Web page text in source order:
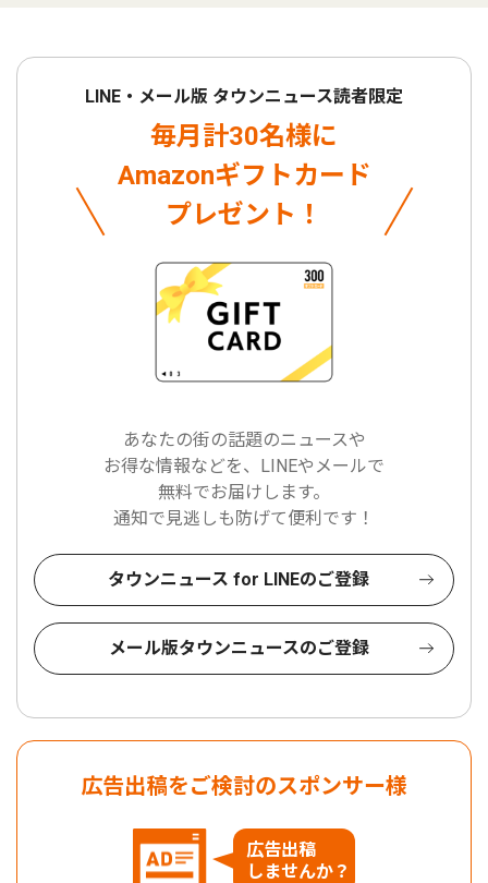
LINE・メール版 タウンニュース読者限定
毎月計30名様に
Amazonギフトカード
プレゼント！
あなたの街の話題のニュースや
お得な情報などを、LINEやメールで
無料でお届けします。
通知で見逃しも防げて便利です！
タウンニュース for LINEのご登録
メール版タウンニュースのご登録
広告出稿をご検討のスポンサー様
広告出稿
しませんか？